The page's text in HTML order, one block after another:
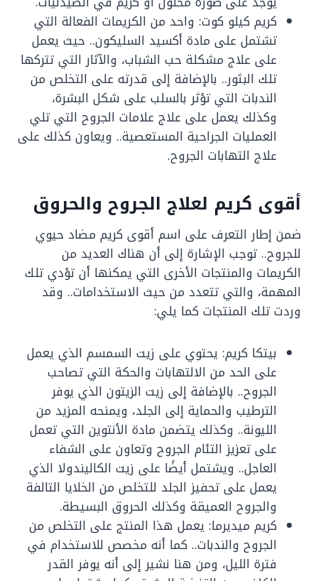
كريم كيلو كوت: واحد من الكريمات الفعالة التي
تشتمل على مادة أكسيد السليكون.. حيث يعمل
على علاج مشكلة حب الشباب، والآثار التي تتركها
تلك البثور.. بالإضافة إلى قدرته على التخلص من
الندبات التي تؤثر بالسلب على شكل البشرة،
وكذلك يعمل على علاج علامات الجروح التي تلي
العمليات الجراحية المستعصية.. ويعاون كذلك على
علاج التهابات الجروح.
أقوى كريم لعلاج الجروح والحروق
ضمن إطار التعرف على اسم أقوى كريم مضاد حيوي
للجروح.. توجب الإشارة إلى أن هناك العديد من
الكريمات والمنتجات الأخرى التي يمكنها أن تؤدي تلك
المهمة، والتي تتعدد من حيث الاستخدامات.. وقد
وردت تلك المنتجات كما يلي:
بيتكا كريم: يحتوي على زيت السمسم الذي يعمل
على الحد من الالتهابات والحكة التي تصاحب
الجروح.. بالإضافة إلى زيت الزيتون الذي يوفر
الترطيب والحماية إلى الجلد، ويمنحه المزيد من
الليونة.. وكذلك يتضمن مادة الأنتوين التي تعمل
على تعزيز التئام الجروح وتعاون على الشفاء
العاجل.. ويشتمل أيضًا على زيت الكاليندولا الذي
يعمل على تحفيز الجلد للتخلص من الخلايا التالفة
والجروح العميقة وكذلك الحروق البسيطة.
كريم ميديرما: يعمل هذا المنتج على التخلص من
الجروح والندبات.. كما أنه مخصص للاستخدام في
فترة الليل، ومن هنا نشير إلى أنه يوفر القدر